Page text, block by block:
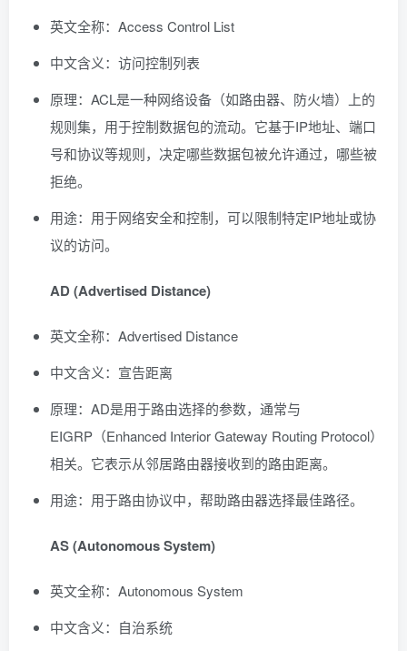
英文全称：Access Control List
中文含义：访问控制列表
原理：ACL是一种网络设备（如路由器、防火墙）上的
规则集，用于控制数据包的流动。它基于IP地址、端口
号和协议等规则，决定哪些数据包被允许通过，哪些被
拒绝。
用途：用于网络安全和控制，可以限制特定IP地址或协
议的访问。
AD (Advertised Distance)
英文全称：Advertised Distance
中文含义：宣告距离
原理：AD是用于路由选择的参数，通常与
EIGRP（Enhanced Interior Gateway Routing Protocol）
相关。它表示从邻居路由器接收到的路由距离。
用途：用于路由协议中，帮助路由器选择最佳路径。
AS (Autonomous System)
英文全称：Autonomous System
中文含义：自治系统